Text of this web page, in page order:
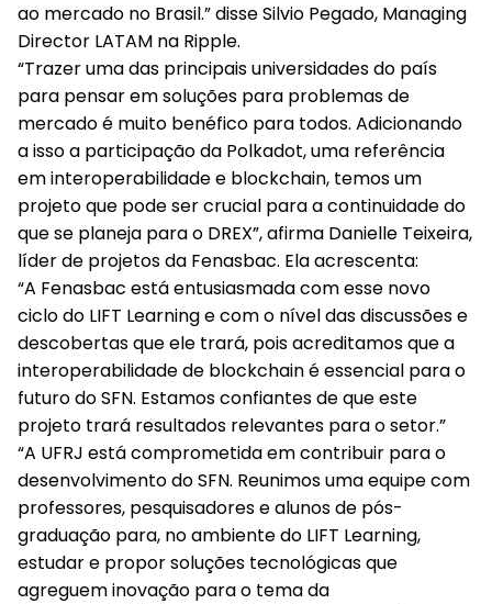
ao mercado no Brasil.” disse Silvio Pegado, Managing
Director LATAM na Ripple.
“Trazer uma das principais universidades do país
para pensar em soluções para problemas de
mercado é muito benéfico para todos. Adicionando
a isso a participação da Polkadot, uma referência
em interoperabilidade e blockchain, temos um
projeto que pode ser crucial para a continuidade do
que se planeja para o DREX”, afirma Danielle Teixeira,
líder de projetos da Fenasbac. Ela acrescenta:
“A Fenasbac está entusiasmada com esse novo
ciclo do LIFT Learning e com o nível das discussões e
descobertas que ele trará, pois acreditamos que a
interoperabilidade de blockchain é essencial para o
futuro do SFN. Estamos confiantes de que este
projeto trará resultados relevantes para o setor.”
“A UFRJ está comprometida em contribuir para o
desenvolvimento do SFN. Reunimos uma equipe com
professores, pesquisadores e alunos de pós-
graduação para, no ambiente do LIFT Learning,
estudar e propor soluções tecnológicas que
agreguem inovação para o tema da